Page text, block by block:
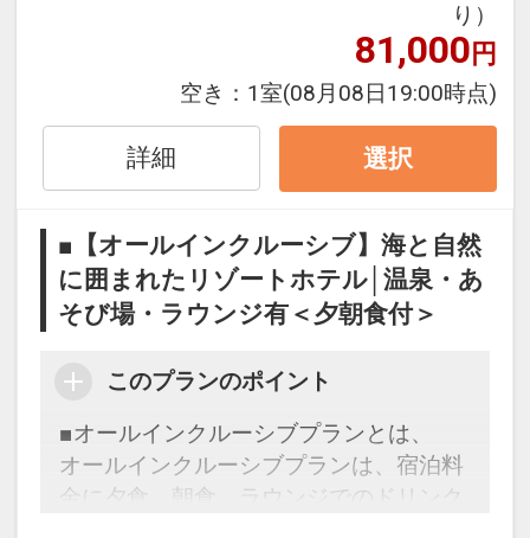
※一部のドリンクやアクティビティは有
料です。また、ランチの提供はございま
■目の前は、海と緑の楽園 親子で楽しむ
旅のひとときに癒しと寛ぎの空間を。
スタンダードな洋室、落ち着きのある和
室、さらに小上がりの畳がついた和洋タ
イプの客室など、旅のシーンに合わせた
様々なタイプのお部屋からお選びいただ
けます。
■夕朝食ビュッフェ
全ホテル共通の夕朝食ビュッフェメニュ
り）
81,000円
空き： 1室(08月08日19:00時点)
詳細 選択
■【オールインクルーシブ】海と自然
に囲まれたリゾートホテル│温泉・あ
そび場・ラウンジ有＜夕朝食付＞
このプランのポイント
■オールインクルーシブプランとは、
オールインクルーシブプランは、宿泊料
金に夕食、朝食、ラウンジでのドリンク